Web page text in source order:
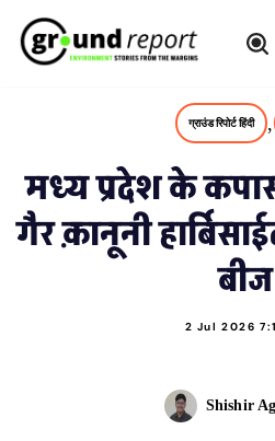
Skip
ग्राउंड रिपोर्ट हिंदी ,
मध्य प्रदेश के
गैर क़ानूनी
बीज
2 Jul 2026
Shishir